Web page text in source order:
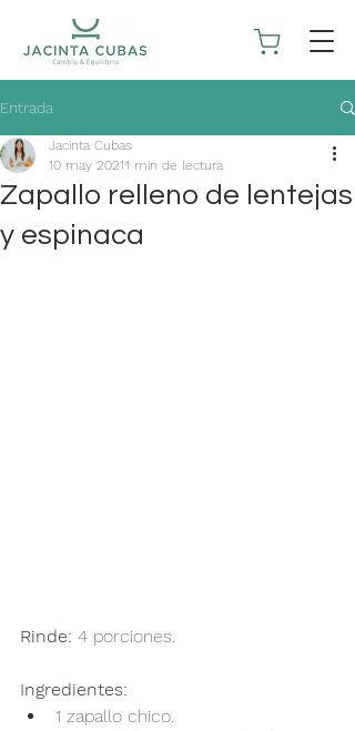
Entrada
Zapallo relleno de lentejas
y espinaca
Jacinta Cubas
10 may 20211 min de lectura
Rinde: 4 porciones.
Ingredientes:
1 zapallo chico.